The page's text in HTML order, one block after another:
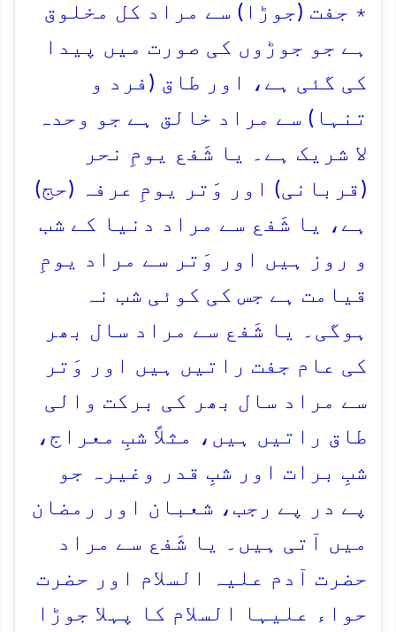
٭ جفت (جوڑا) سے مراد کل مخلوق
ہے جو جوڑوں کی صورت میں پیدا
کی گئی ہے، اور طاق (فرد و
تنہا) سے مراد خالق ہے جو وحدہ
لا شریک ہے۔ یا شَفع یومِ نحر
(قربانی) اور وَتر یومِ عرفہ (حج)
ہے، یا شَفع سے مراد دنیا کے شب
و روز ہیں اور وَتر سے مراد یومِ
قیامت ہے جس کی کوئی شب نہ
ہوگی۔ یا شَفع سے مراد سال بھر
کی عام جفت راتیں ہیں اور وَتر
سے مراد سال بھر کی برکت والی
طاق راتیں ہیں، مثلاً شبِ معراج،
شبِ برات اور شبِ قدر وغیرہ جو
پے در پے رجب، شعبان اور رمضان
میں آتی ہیں۔ یا شَفع سے مراد
حضرت آدم علیہ السلام اور حضرت
حواء علیہا السلام کا پہلا جوڑا